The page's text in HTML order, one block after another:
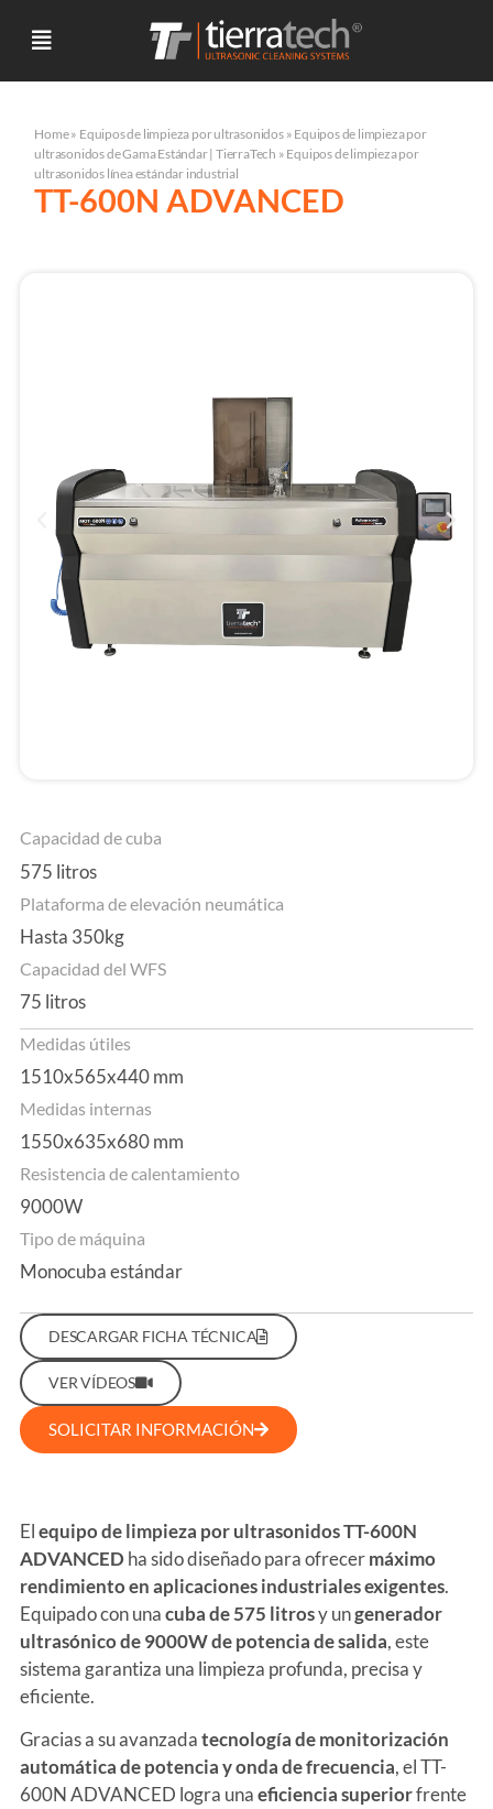
TT-600N ADVANCED
Home» Equipos de limpieza por ultrasonidos» Equipos de limpieza por
ultrasonidos de Gama Estándar | TierraTech » Equipos de limpieza por
ultrasonidos línea estándar industrial
Capacidad de cuba
575 litros
Plataforma de elevación neumática
Hasta 350kg
Capacidad del WFS
75 litros
Medidas útiles
1510x565x440 mm
Medidas internas
1550x635x680 mm
Resistencia de calentamiento
9000W
Tipo de máquina
Monocuba estándar
DESCARGAR FICHA TÉCNICA
VER VÍDEOS
SOLICITAR INFORMACIÓN
Elequipo de limpieza por ultrasonidos TT-600N
ADVANCED ha sido diseñado para ofrecermáximo
rendimiento en aplicaciones industriales exigentes.
Equipado con unacuba de 575 litrosy ungenerador
ultrasónico de 9000W de potencia de salida, este
sistema garantiza una limpieza profunda, precisa y
eficiente.
Gracias a su avanzadatecnología de monitorización
automática de potencia y onda de frecuencia, el TT-
600N ADVANCED logra unaeficiencia superiorfrente